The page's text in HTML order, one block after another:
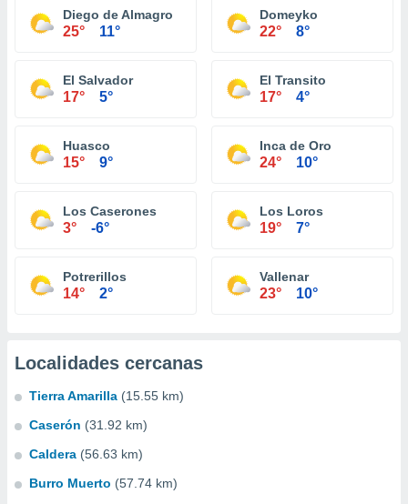
Diego de Almagro
25° 11°
Domeyko
22° 8°
El Salvador
17° 5°
El Transito
17° 4°
Huasco
15° 9°
Inca de Oro
24° 10°
Los Caserones
3° -6°
Los Loros
19° 7°
Potrerillos
14° 2°
Vallenar
23° 10°
Localidades cercanas
Tierra Amarilla (15.55 km)
Caserón (31.92 km)
Caldera (56.63 km)
Burro Muerto (57.74 km)